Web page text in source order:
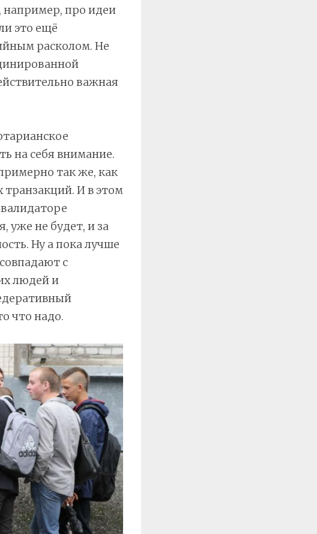
например, про идеи
это ещё
расколом. Не
важная
на себя внимание.
так же, как
транзакций. И в этом
уже не будет, и за
Ну а пока лучше
с
людей и
что надо.